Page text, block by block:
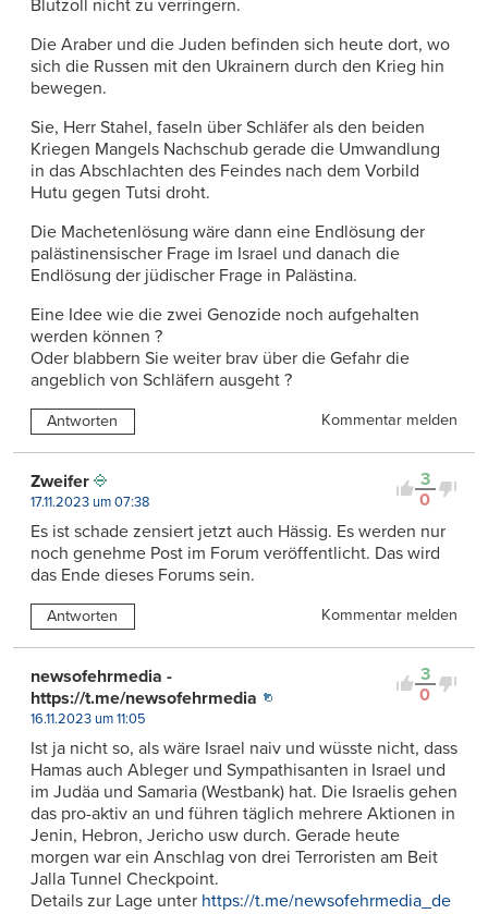
Blutzoll nicht zu verringern.
Die Araber und die Juden befinden sich heute dort, wo
sich die Russen mit den Ukrainern durch den Krieg hin
bewegen.
Sie, Herr Stahel, faseln über Schläfer als den beiden
Kriegen Mangels Nachschub gerade die Umwandlung
in das Abschlachten des Feindes nach dem Vorbild
Hutu gegen Tutsi droht.
Die Machetenlösung wäre dann eine Endlösung der
palästinensischer Frage im Israel und danach die
Endlösung der jüdischer Frage in Palästina.
Eine Idee wie die zwei Genozide noch aufgehalten
werden können ?
Oder blabbern Sie weiter brav über die Gefahr die
angeblich von Schläfern ausgeht ?
Antworten Kommentar melden
3
0
Zweifer
17.11.2023 um 07:38
Es ist schade zensiert jetzt auch Hässig. Es werden nur
noch genehme Post im Forum veröffentlicht. Das wird
das Ende dieses Forums sein.
Antworten Kommentar melden
3
0
newsofehrmedia -
https://t.me/newsofehrmedia
16.11.2023 um 11:05
Ist ja nicht so, als wäre Israel naiv und wüsste nicht, dass
Hamas auch Ableger und Sympathisanten in Israel und
im Judäa und Samaria (Westbank) hat. Die Israelis gehen
das pro-aktiv an und führen täglich mehrere Aktionen in
Jenin, Hebron, Jericho usw durch. Gerade heute
morgen war ein Anschlag von drei Terroristen am Beit
Jalla Tunnel Checkpoint.
Details zur Lage unter https://t.me/newsofehrmedia_de